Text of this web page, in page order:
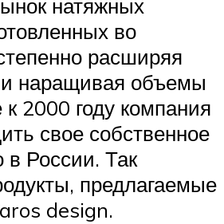
натяжных
во
расширяя
наращивая объемы
к 2000 году компания
свое собственное
в России. Так
предлагаемые
design.